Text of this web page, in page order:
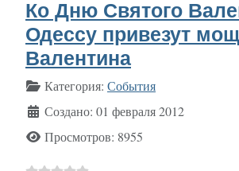
Ко Дню Святого
Одессу привезут
Валентина
Информация о материале
Категория: События
Создано: 01 февраля 2012
Просмотров: 8955